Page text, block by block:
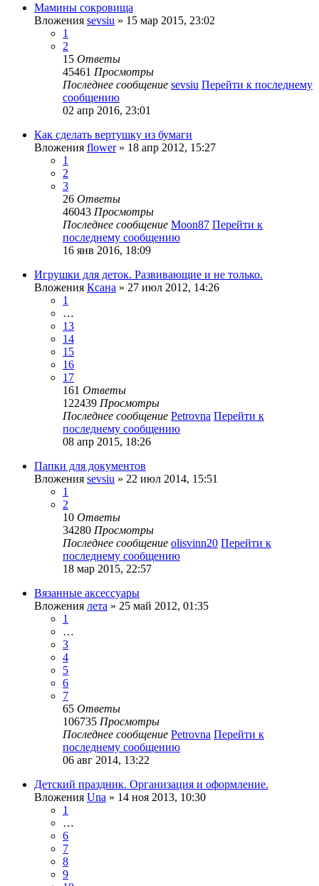
Мамины сокровища
Вложения sevsiu » 15 мар 2015, 23:02
1
2
15 Ответы
45461 Просмотры
Последнее сообщение sevsiu Перейти к последнему
сообщению
02 апр 2016, 23:01
Как сделать вертушку из бумаги
Вложения flower» 18 апр 2012, 15:27
1
2
3
26 Ответы
46043 Просмотры
Последнее сообщение Moon87 Перейти к
последнему сообщению
16 янв 2016, 18:09
Игрушки для деток. Развивающие и не только.
Вложения Ксана » 27 июл 2012, 14:26
1
…
13
14
15
16
17
161 Ответы
122439 Просмотры
Последнее сообщение Petrovna Перейти к
последнему сообщению
08 апр 2015, 18:26
Папки для документов
Вложения sevsiu » 22 июл 2014, 15:51
1
2
10 Ответы
34280 Просмотры
Последнее сообщение olisvinn20 Перейти к
последнему сообщению
18 мар 2015, 22:57
Вязанные аксессуары
Вложения лета » 25 май 2012, 01:35
1
…
3
4
5
6
7
65 Ответы
106735 Просмотры
Последнее сообщение Petrovna Перейти к
последнему сообщению
06 авг 2014, 13:22
Детский праздник. Организация и оформление.
Вложения Una » 14 ноя 2013, 10:30
1
…
6
7
8
9